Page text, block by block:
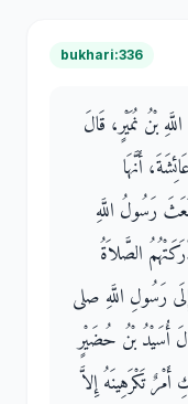
bukhari:336
بْنُ نُمَيْرٍ، قَالَ
أَنَّهَا
رَسُولُ اللَّهِ
الصَّلاَةُ
رَسُولِ اللَّهِ صلى
أُسَيْدُ بْنُ حُضَيْرٍ
أَمْرٌ تَكْرَهِينَهُ إِلاَّ